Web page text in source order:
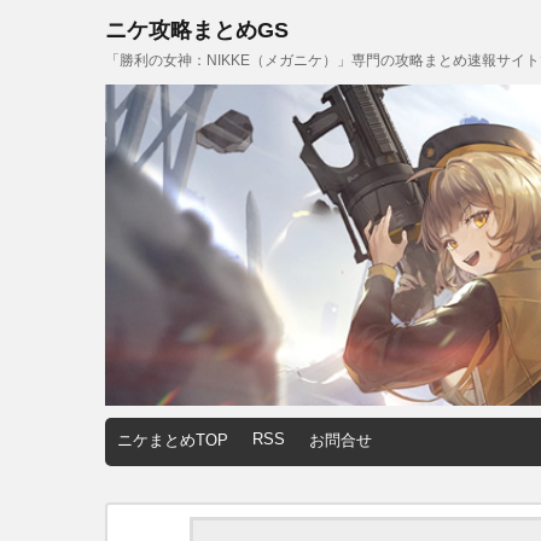
ニケ攻略まとめGS
「勝利の女神：NIKKE（メガニケ）」専門の攻略まとめ速報サイ
ニケまとめTOP RSS お問合せ